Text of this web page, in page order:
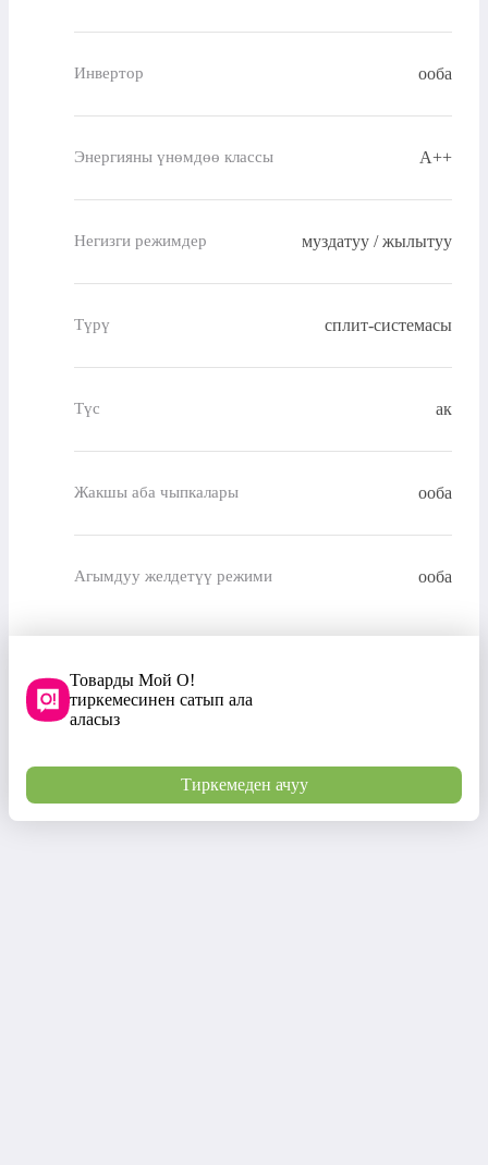
Инвертор ооба
Энергияны үнөмдөө классы A++
Негизги режимдер муздатуу / жылытуу
Түрү сплит-системасы
Түс ак
Жакшы аба чыпкалары ооба
Агымдуу желдетүү режими ооба
Товарды Мой О!
тиркемесинен сатып ала
аласыз
Тиркемеден ачуу